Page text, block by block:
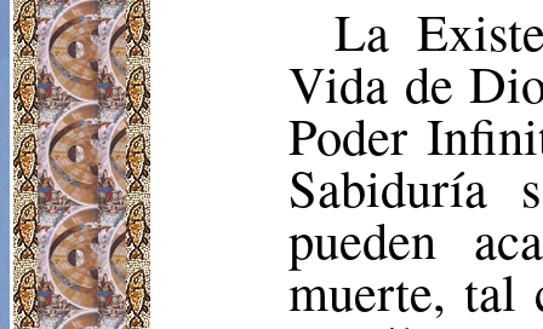
La
Vida de
Poder
Sabiduría
pueden
muerte, tal